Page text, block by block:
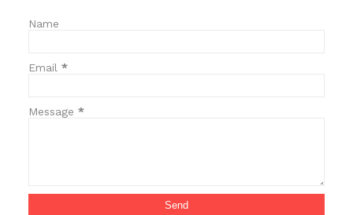
Name
Email *
Message *